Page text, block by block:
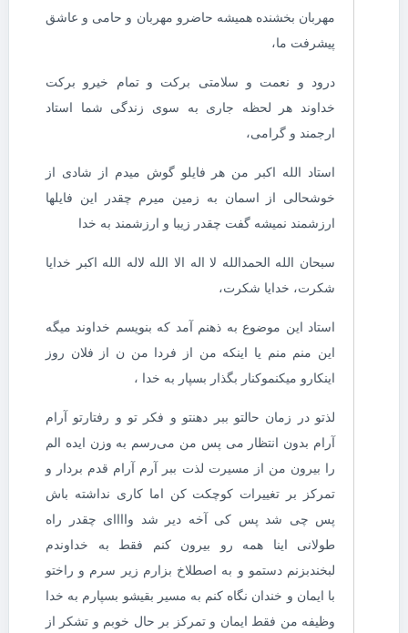
مهربان بخشنده همیشه حاضرو مهربان و حامی و عاشق
پیشرفت ما،
درود و نعمت و سلامتی برکت و تمام خیرو برکت
خداوند هر لحظه جاری به سوی زندگی شما استاد
ارجمند و گرامی،
استاد‌ الله اکبر من هر فایلو گوش میدم از شادی از
خوشحالی از اسمان به زمین میرم چقدر این فایلها
ارزشمند نمیشه گفت چقدر زیبا و ارزشمند به خدا
سبحان الله الحمدالله لا اله الا الله لاله الله اکبر خدایا
شکرت، خدایا شکرت،
استاد این موضوع به ذهنم آمد که بنویسم خداوند میگه
این منم منم یا اینکه من از فردا من ن از فلان روز
اینکارو میکنموکنار بگذار بسپار به خدا ،
لذتو در زمان حالتو ببر دهنتو و فکر تو و رفتارتو آرام
آرام بدون انتظار می پس من می‌رسم به وزن ایده الم
را بیرون من از مسیرت لذت ببر آرم آرام قدم بردار و
تمرکز بر تغییرات کوچکت کن اما کاری نداشته باش
پس چی شد پس کی آخه دیر شد واااای چقدر راه
طولانی اینا همه رو بیرون کنم فقط به خداوندم
لبخندبزنم دستمو و به اصطلاخ بزارم زیر سرم و راختو
با ایمان و خندان نگاه کنم به مسیر بقیشو بسپارم به خدا
وظیفه من فقط ایمان و تمرکز بر حال خوبم و تشکر از